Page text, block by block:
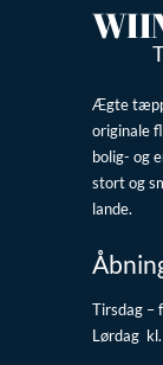
Ægte
originale
bolig- og
stort og
lande.
Tirsdag –
Lørdag